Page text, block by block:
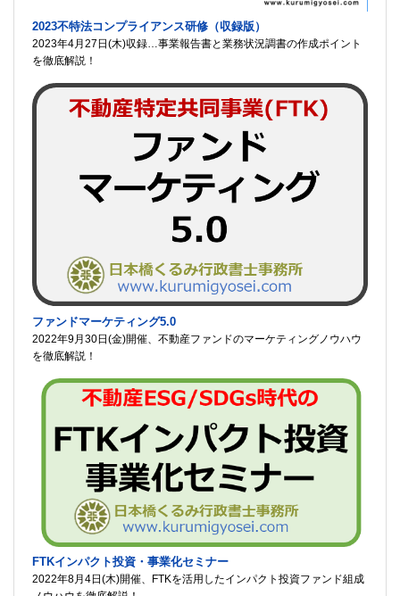
2023不特法コンプライアンス研修（収録版）
2023年4月27日(木)収録…事業報告書と業務状況調書の作成ポイント
を徹底解説！
ファンドマーケティング5.0
2022年9月30日(金)開催、不動産ファンドのマーケティングノウハウ
を徹底解説！
FTKインパクト投資・事業化セミナー
2022年8月4日(木)開催、FTKを活用したインパクト投資ファンド組成